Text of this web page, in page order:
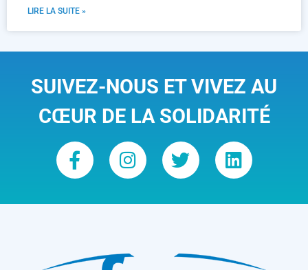
LIRE LA SUITE »
SUIVEZ-NOUS ET VIVEZ AU
CŒUR DE LA SOLIDARITÉ